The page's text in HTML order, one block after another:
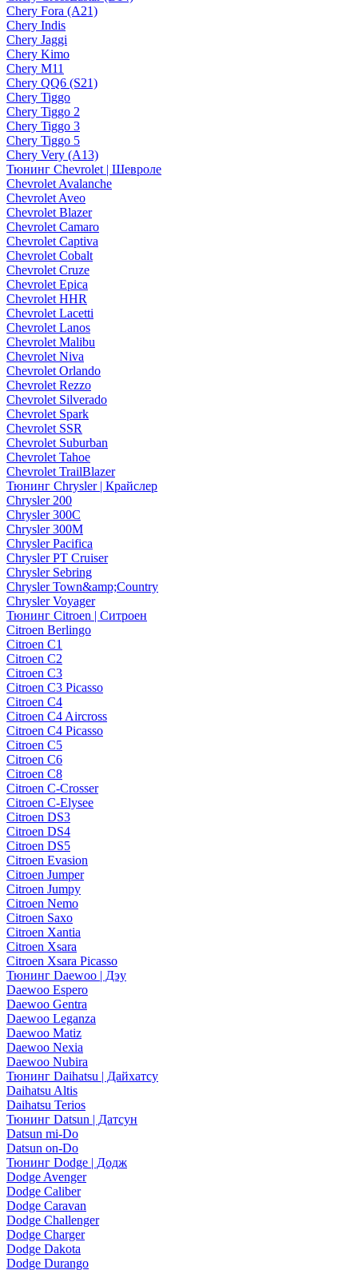
Chery Fora (A21)
Chery Indis
Chery Jaggi
Chery Kimo
Chery M11
Chery QQ6 (S21)
Chery Tiggo
Chery Tiggo 2
Chery Tiggo 3
Chery Tiggo 5
Chery Very (A13)
Тюнинг Chevrolet | Шевроле
Chevrolet Avalanche
Chevrolet Aveo
Chevrolet Blazer
Chevrolet Camaro
Chevrolet Captiva
Chevrolet Cobalt
Chevrolet Cruze
Chevrolet Epica
Chevrolet HHR
Chevrolet Lacetti
Chevrolet Lanos
Chevrolet Malibu
Chevrolet Niva
Chevrolet Orlando
Chevrolet Rezzo
Chevrolet Silverado
Chevrolet Spark
Chevrolet SSR
Chevrolet Suburban
Chevrolet Tahoe
Chevrolet TrailBlazer
Тюнинг Chrysler | Крайслер
Chrysler 200
Chrysler 300C
Chrysler 300M
Chrysler Pacifica
Chrysler PT Cruiser
Chrysler Sebring
Chrysler Town&amp;Country
Chrysler Voyager
Тюнинг Citroen | Ситроен
Citroen Berlingo
Citroen C1
Citroen C2
Citroen C3
Citroen C3 Picasso
Citroen C4
Citroen C4 Aircross
Citroen C4 Picasso
Citroen C5
Citroen C6
Citroen C8
Citroen C-Crosser
Citroen C-Elysee
Citroen DS3
Citroen DS4
Citroen DS5
Citroen Evasion
Citroen Jumper
Citroen Jumpy
Citroen Nemo
Citroen Saxo
Citroen Xantia
Citroen Xsara
Citroen Xsara Picasso
Тюнинг Daewoo | Дэу
Daewoo Espero
Daewoo Gentra
Daewoo Leganza
Daewoo Matiz
Daewoo Nexia
Daewoo Nubira
Тюнинг Daihatsu | Дайхатсу
Daihatsu Altis
Daihatsu Terios
Тюнинг Datsun | Датсун
Datsun mi-Do
Datsun on-Do
Тюнинг Dodge | Додж
Dodge Avenger
Dodge Caliber
Dodge Caravan
Dodge Challenger
Dodge Charger
Dodge Dakota
Dodge Durango